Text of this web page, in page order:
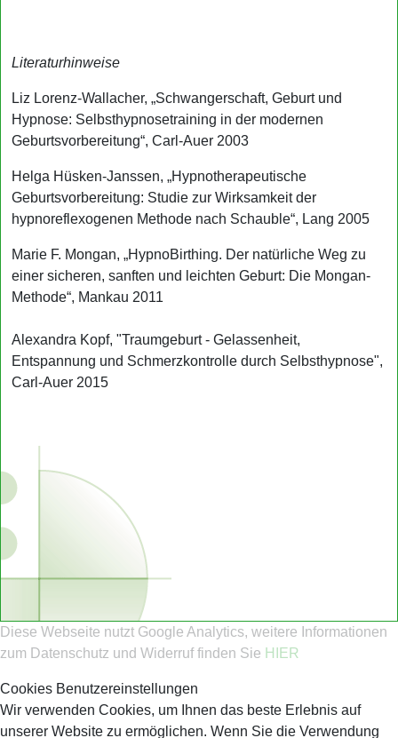
Literaturhinweise
Liz Lorenz-Wallacher, „Schwangerschaft, Geburt und
Hypnose: Selbsthypnosetraining in der modernen
Geburtsvorbereitung“, Carl-Auer 2003
Helga Hüsken-Janssen, „Hypnotherapeutische
Geburtsvorbereitung: Studie zur Wirksamkeit der
hypnoreflexogenen Methode nach Schauble“, Lang 2005
Marie F. Mongan, „HypnoBirthing. Der natürliche Weg zu
einer sicheren, sanften und leichten Geburt: Die Mongan-
Methode“, Mankau 2011
Alexandra Kopf, "Traumgeburt - Gelassenheit,
Entspannung und Schmerzkontrolle durch Selbsthypnose",
Carl-Auer 2015
Diese Webseite nutzt Google Analytics, weitere Informationen
zum Datenschutz und Widerruf finden Sie HIER
Cookies Benutzereinstellungen
Wir verwenden Cookies, um Ihnen das beste Erlebnis auf
unserer Website zu ermöglichen. Wenn Sie die Verwendung